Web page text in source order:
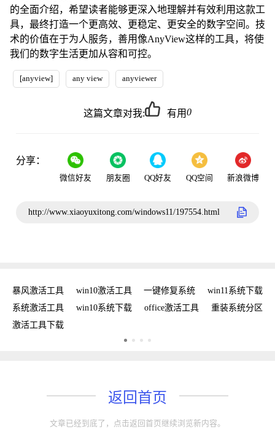
的全面介绍，希望读者能够更深入地理解并有效利用这款工
具，最终打造一个更高效、更稳定、更安全的数字空间。技
术的价值在于为人服务，善用像AnyView这样的工具，将使
我们的数字生活更加从容和可控。
[anyview] any view anyviewer
这篇文章对我: 有用0
分享：
微信好友 朋友圈 QQ好友 QQ空间 新浪微博
http://www.xiaoyuxitong.com/windows11/197554.html
暴风激活工具 win10激活工具 一键修复系统
win11系统下载
系统激活工具
win10系统下载 office激活工具
重装系统分区
激活工具下载
返回首页
文章已经到底了，点击返回首页继续浏览新内容。